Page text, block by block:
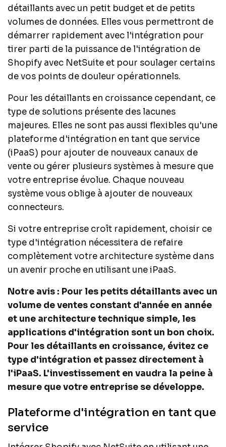
détaillants avec un petit budget et de petits
volumes de données. Elles vous permettront de
démarrer rapidement avec l'intégration pour
tirer parti de la puissance de l'intégration de
Shopify avec NetSuite et pour soulager certains
de vos points de douleur opérationnels.
Pour les détaillants en croissance cependant, ce
type de solutions présente des lacunes
majeures. Elles ne sont pas aussi flexibles qu'une
plateforme d'intégration en tant que service
(iPaaS) pour ajouter de nouveaux canaux de
vente ou gérer plusieurs systèmes à mesure que
votre entreprise évolue. Chaque nouveau
système vous oblige à ajouter de nouveaux
connecteurs.
Si votre entreprise croît rapidement, choisir ce
type d'intégration nécessitera de refaire
complètement votre architecture système dans
un avenir proche en utilisant une iPaaS.
Notre avis : Pour les petits détaillants avec un
volume de ventes constant d'année en année
et une architecture technique simple, les
applications d'intégration sont un bon choix.
Pour les détaillants en croissance, évitez ce
type d'intégration et passez directement à
l'iPaaS. L'investissement en vaudra la peine à
mesure que votre entreprise se développe.
Plateforme d'intégration en tant que
service